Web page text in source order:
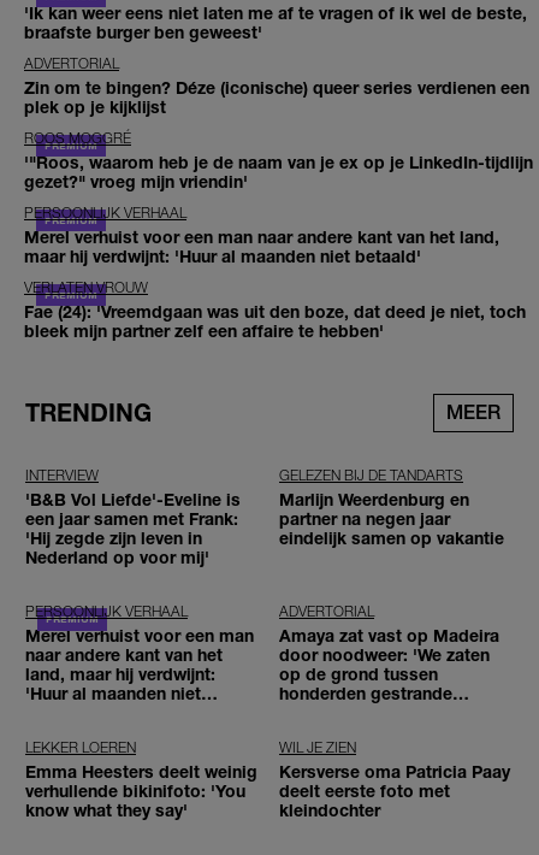
'Ik kan weer eens niet laten me af te vragen of ik wel de beste,
braafste burger ben geweest'
ADVERTORIAL
Zin om te bingen? Déze (iconische) queer series verdienen een
plek op je kijklijst
ROOS MOGGRÉ
'"Roos, waarom heb je de naam van je ex op je LinkedIn-tijdlijn
gezet?" vroeg mijn vriendin'
PERSOONLIJK VERHAAL
Merel verhuist voor een man naar andere kant van het land,
maar hij verdwijnt: 'Huur al maanden niet betaald'
VERLATEN VROUW
Fae (24): 'Vreemdgaan was uit den boze, dat deed je niet, toch
bleek mijn partner zelf een affaire te hebben'
TRENDING MEER
INTERVIEW
'B&B Vol Liefde'-Eveline is
een jaar samen met Frank:
'Hij zegde zijn leven in
Nederland op voor mij'
GELEZEN BIJ DE TANDARTS
Marlijn Weerdenburg en
partner na negen jaar
eindelijk samen op vakantie
PERSOONLIJK VERHAAL
Merel verhuist voor een man
naar andere kant van het
land, maar hij verdwijnt:
'Huur al maanden niet
ADVERTORIAL
Amaya zat vast op Madeira
door noodweer: 'We zaten
op de grond tussen
honderden gestrande
LEKKER LOEREN
Emma Heesters deelt weinig
verhullende bikinifoto: 'You
know what they say'
WIL JE ZIEN
Kersverse oma Patricia Paay
deelt eerste foto met
kleindochter